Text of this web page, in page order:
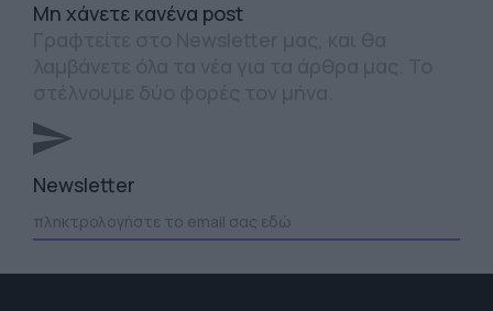
Mη χάνετε κανένα post
Newsletter